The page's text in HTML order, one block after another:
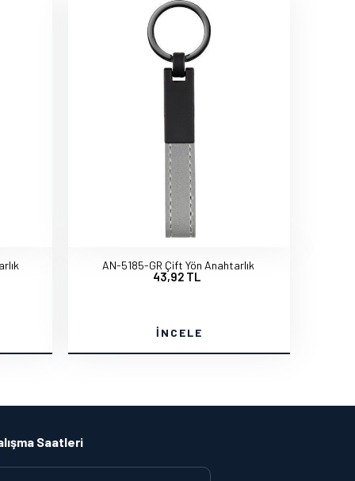
AN-5185-GR Çift Yön Anahtarlık
43,92 TL
İNCELE
Saatleri